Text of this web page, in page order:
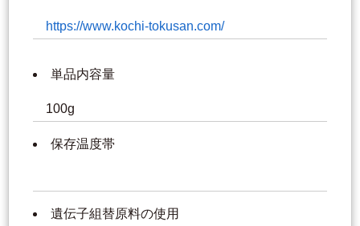
https://www.kochi-tokusan.com/
単品内容量
100g
保存温度帯
遺伝子組替原料の使用